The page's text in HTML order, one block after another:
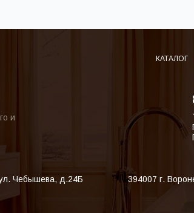
КАТАЛОГ
и
Чебышева, д.24Б 394007 г.